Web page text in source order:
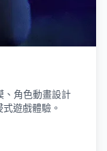
、角色動畫設計
遊戲體驗。